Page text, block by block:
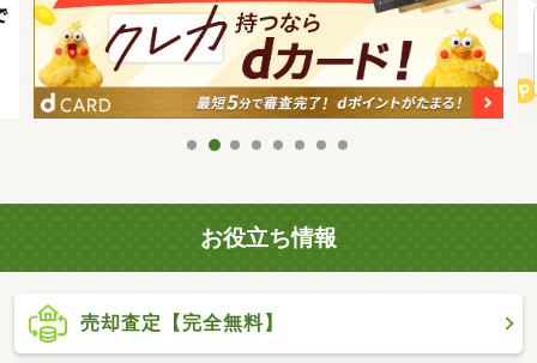
お役立ち情報
売却査定【完全無料】